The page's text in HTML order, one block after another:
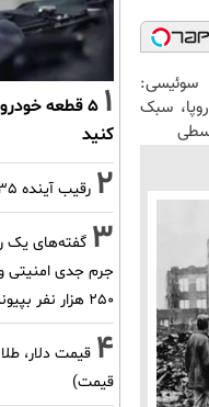
سبک
1
کنید
2 رقیب آینده F-35 چه مشخصاتی دارد؟
3
جرم جدی امنیتی
۲۵۰ هزار نفر بپیوندند بدانند ...
4
قیمت)